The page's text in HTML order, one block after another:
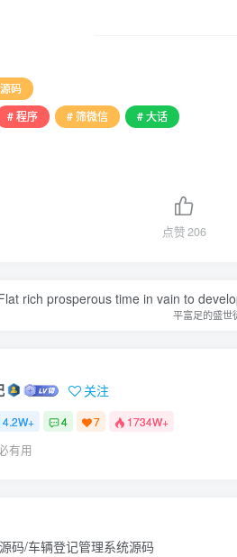
码
# 程序 # 筛微信 # 大话
点赞206
rich prosperous time in vain to
平富足的盛世
关注
4.2W+ 4 7 1734W+
有用
码/车辆登记管理系统源码